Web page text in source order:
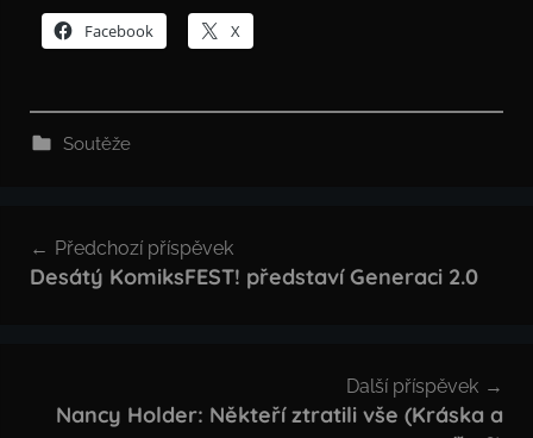
Facebook X
Soutěže
pro
Předchozí příspěvek
Desátý KomiksFEST! představí Generaci 2.0
Další příspěvek
Nancy Holder: Někteří ztratili vše (Kráska a